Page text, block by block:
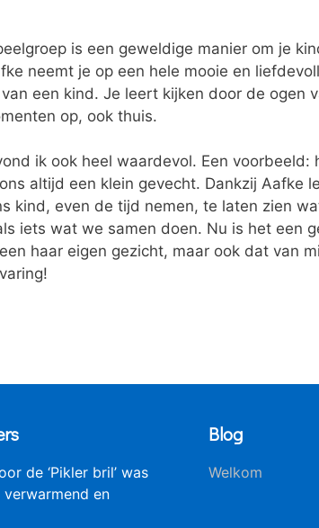
is een geweldige manier om je
neemt je op een hele mooie en
een kind. Je leert kijken door de ogen
op, ook thuis.
ik ook heel waardevol. Een voorbeeld:
altijd een klein gevecht. Dankzij Aafke
kind, even de tijd nemen, te laten zien
iets wat we samen doen. Nu is het een
haar eigen gezicht, maar ook dat van
de ‘Pikler bril’ was
en
Blog
Welkom